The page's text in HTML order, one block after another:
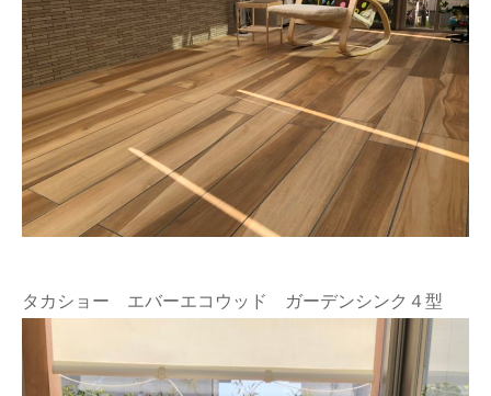
タカショー エバーエコウッド ガーデンシンク４型